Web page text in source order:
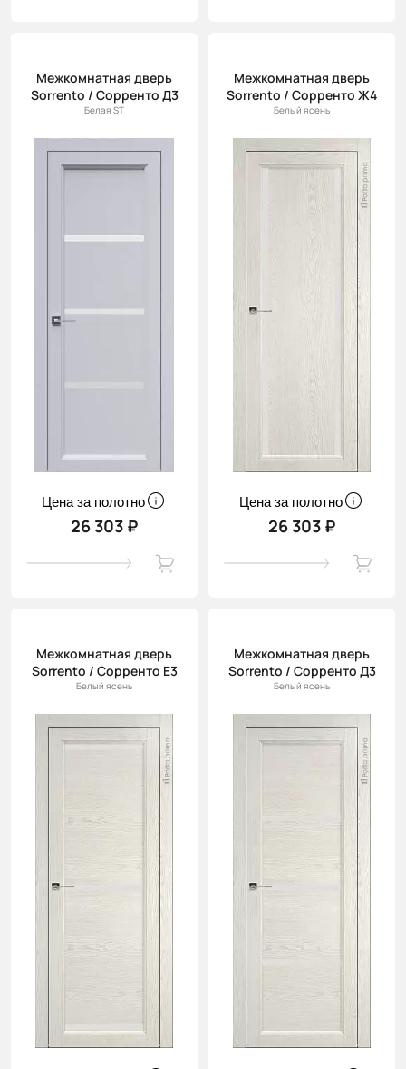
Межкомнатная дверь
Sorrento / Сорренто Д3
Белая ST
Цена за полотно
26 303 ₽
Межкомнатная дверь
Sorrento / Сорренто Ж4
Белый ясень
Цена за полотно
26 303 ₽
Межкомнатная дверь
Sorrento / Сорренто Е3
Белый ясень
Межкомнатная дверь
Sorrento / Сорренто Д3
Белый ясень